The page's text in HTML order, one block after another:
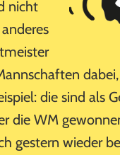
nicht
die sind als
die WM
gestern wieder